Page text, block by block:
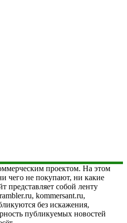
проектом. На этом
чего не покупают, ни какие
представляет собой ленту
kommersant.ru,
без искажения,
публикуемых новостей